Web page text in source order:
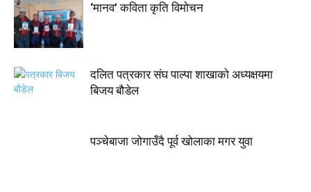
‘मानव’ कविता कृति विमोचन
दलित पत्रकार संघ पाल्पा शाखाकाे अध्यक्षयमा
बिजय बौडेल
पञ्चेबाजा जोगाउँदै पूर्व खोलाका मगर युवा